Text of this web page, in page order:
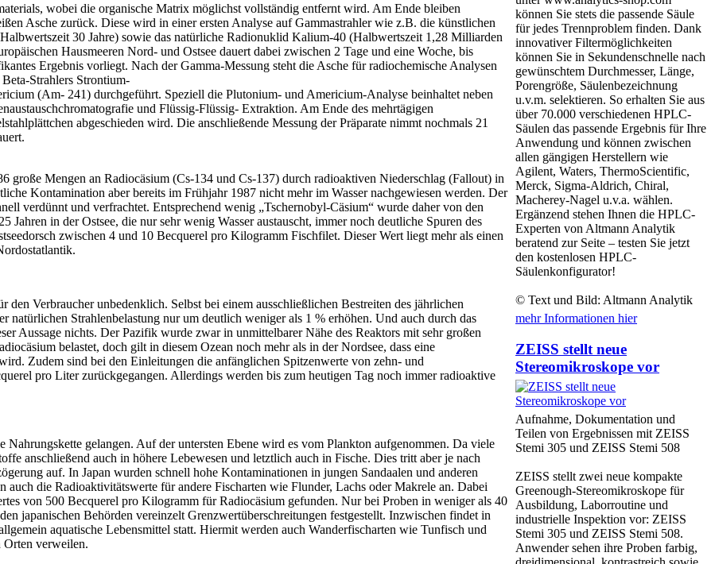
wobei die organische Matrix möglichst vollständig entfernt wird. Am Ende bleiben
Asche zurück. Diese wird in einer ersten Analyse auf Gammastrahler wie z.B. die künstlichen
30 Jahre) sowie das natürliche Radionuklid Kalium-40 (Halbwertszeit 1,28 Milliarden
Hausmeeren Nord- und Ostsee dauert dabei zwischen 2 Tage und eine Woche, bis
Ergebnis vorliegt. Nach der Gamma-Messung steht die Asche für radiochemische Analysen
Strahlers Strontium-
(Am- 241) durchgeführt. Speziell die Plutonium- und Americium-Analyse beinhaltet neben
und Flüssig-Flüssig- Extraktion. Am Ende des mehrtägigen
abgeschieden wird. Die anschließende Messung der Präparate nimmt nochmals 21
Mengen an Radiocäsium (Cs-134 und Cs-137) durch radioaktiven Niederschlag (Fallout) in
Kontamination aber bereits im Frühjahr 1987 nicht mehr im Wasser nachgewiesen werden. Der
verdünnt und verfrachtet. Entsprechend wenig „Tschernobyl-Cäsium“ wurde daher von den
Jahren in der Ostsee, die nur sehr wenig Wasser austauscht, immer noch deutliche Spuren des
zwischen 4 und 10 Becquerel pro Kilogramm Fischfilet. Dieser Wert liegt mehr als einen
Verbraucher unbedenklich. Selbst bei einem ausschließlichen Bestreiten des jährlichen
natürlichen Strahlenbelastung nur um deutlich weniger als 1 % erhöhen. Und auch durch das
Aussage nichts. Der Pazifik wurde zwar in unmittelbarer Nähe des Reaktors mit sehr großen
belastet, doch gilt in diesem Ozean noch mehr als in der Nordsee, dass eine
Zudem sind bei den Einleitungen die anfänglichen Spitzenwerte von zehn- und
pro Liter zurückgegangen. Allerdings werden bis zum heutigen Tag noch immer radioaktive
gelangen. Auf der untersten Ebene wird es vom Plankton aufgenommen. Da viele
anschließend auch in höhere Lebewesen und letztlich auch in Fische. Dies tritt aber je nach
auf. In Japan wurden schnell hohe Kontaminationen in jungen Sandaalen und anderen
die Radioaktivitätswerte für andere Fischarten wie Flunder, Lachs oder Makrele an. Dabei
von 500 Becquerel pro Kilogramm für Radiocäsium gefunden. Nur bei Proben in weniger als 40
japanischen Behörden vereinzelt Grenzwertüberschreitungen festgestellt. Inzwischen findet in
aquatische Lebensmittel statt. Hiermit werden auch Wanderfischarten wie Tunfisch und
Orten verweilen.
können Sie stets die passende Säule
für jedes Trennproblem finden. Dank
innovativer Filtermöglichkeiten
können Sie in Sekundenschnelle nach
gewünschtem Durchmesser, Länge,
Porengröße, Säulenbezeichnung
u.v.m. selektieren. So erhalten Sie aus
über 70.000 verschiedenen HPLC-
Säulen das passende Ergebnis für Ihre
Anwendung und können zwischen
allen gängigen Herstellern wie
Agilent, Waters, ThermoScientific,
Merck, Sigma-Aldrich, Chiral,
Macherey-Nagel u.v.a. wählen.
Ergänzend stehen Ihnen die HPLC-
Experten von Altmann Analytik
beratend zur Seite – testen Sie jetzt
den kostenlosen HPLC-
Säulenkonfigurator!
© Text und Bild: Altmann Analytik
mehr Informationen hier
ZEISS stellt neue
Stereomikroskope vor
Aufnahme, Dokumentation und
Teilen von Ergebnissen mit ZEISS
Stemi 305 und ZEISS Stemi 508
ZEISS stellt zwei neue kompakte
Greenough-Stereomikroskope für
Ausbildung, Laborroutine und
industrielle Inspektion vor: ZEISS
Stemi 305 und ZEISS Stemi 508.
Anwender sehen ihre Proben farbig,